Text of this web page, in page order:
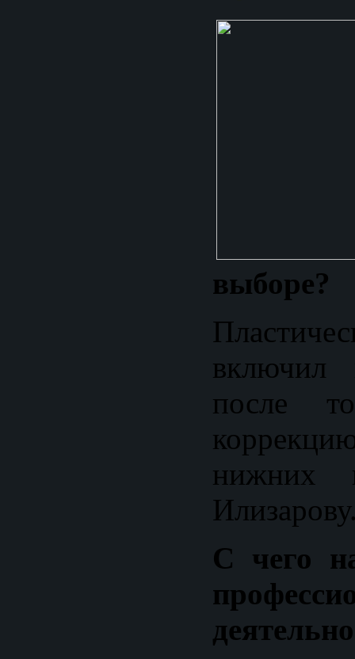
выборе?
включил
после
нижних
С чего